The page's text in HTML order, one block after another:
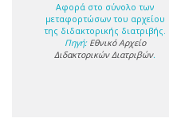
Αφορά στο σύνολο των
μεταφορτώσων του αρχείου
της διδακτορικής διατριβής.
Πηγή: Εθνικό Αρχείο
Διδακτορικών Διατριβών.